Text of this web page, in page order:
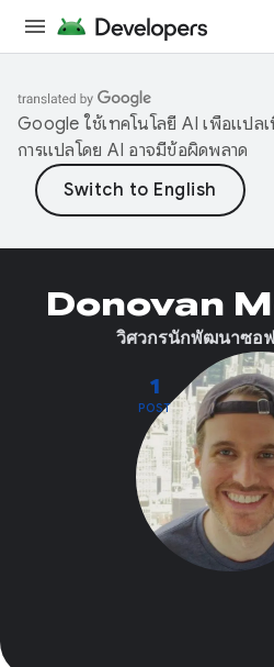
Google ใช้เทคโนโลยี AI เพื่อแปล
การแปลโดย AI อาจมีข้อผิดพลาด
1
POST
Donovan
วิศวกรนักพัฒนาซอ